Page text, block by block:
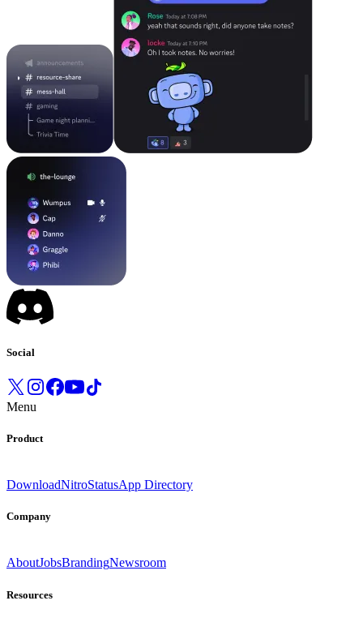
Social
Menu
Product
DownloadNitroStatusApp Directory
Company
AboutJobsBrandingNewsroom
Resources